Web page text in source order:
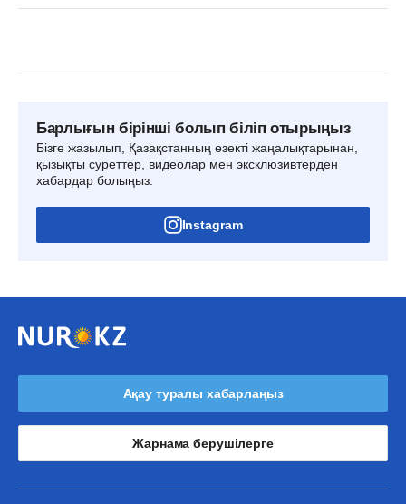
Барлығын бірінші болып біліп отырыңыз
Бізге жазылып, Қазақстанның өзекті жаңалықтарынан,
қызықты суреттер, видеолар мен эксклюзивтерден
хабардар болыңыз.
Instagram
Ақау туралы хабарлаңыз
Жарнама берушілерге